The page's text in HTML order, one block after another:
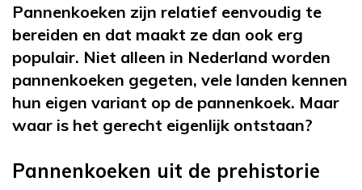
Pannenkoeken zijn relatief eenvoudig te
bereiden en dat maakt ze dan ook erg
populair. Niet alleen in Nederland worden
pannenkoeken gegeten, vele landen kennen
hun eigen variant op de pannenkoek. Maar
waar is het gerecht eigenlijk ontstaan?
Pannenkoeken uit de prehistorie